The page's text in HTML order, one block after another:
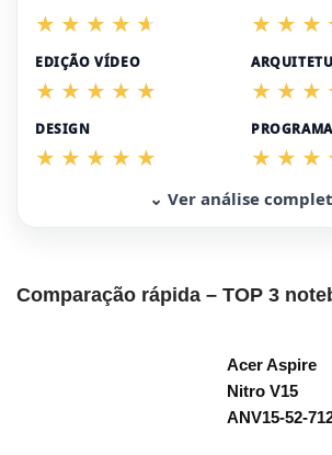
EDIÇÃO VÍDEO
DESIGN
⌄ Ver análise
Comparação rápida – TOP 3
Acer Aspire
Nitro V15
ANV15-52-